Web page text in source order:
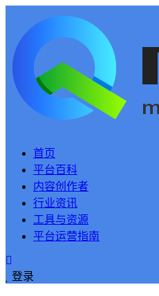
首页
平台百科
内容创作者
行业资讯
工具与资源
平台运营指南
登录